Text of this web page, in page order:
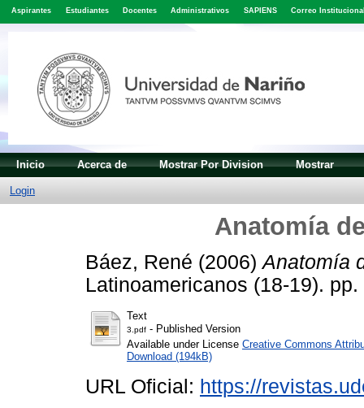
Aspirantes Estudiantes Docentes Administrativos SAPIENS Correo
Inicio Acerca de Mostrar Por Division Mostrar
Login
Anatomía
Báez, René (2006)Anatomía
Latinoamericanos (18-19).
Text
3.pdf - Published Version
Available under License Creative Commons
Download (194kB)
URL Oficial: https://